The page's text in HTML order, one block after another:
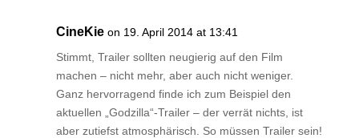
CineKie on 19. April 2014 at 13:41
Stimmt, Trailer sollten neugierig auf den Film
machen – nicht mehr, aber auch nicht weniger.
Ganz hervorragend finde ich zum Beispiel den
aktuellen „Godzilla“-Trailer – der verrät nichts, ist
aber zutiefst atmosphärisch. So müssen Trailer sein!